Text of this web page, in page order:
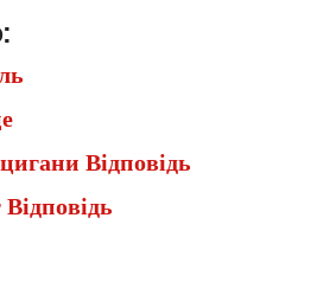
Відповідь
Відповідь